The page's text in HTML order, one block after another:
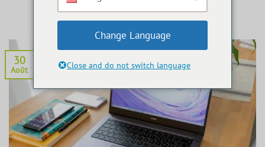
PUBLIÉ LE30 AOÛT 2021 PARBEN MULLER
30
Août
Change Language
Close and do not switch language